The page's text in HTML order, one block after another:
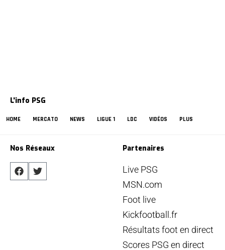
L'info PSG
HOME MERCATO NEWS LIGUE 1 LDC VIDÉOS PLUS
Nos Réseaux Partenaires
Live PSG
MSN.com
Foot live
Kickfootball.fr
Résultats foot en direct
Scores PSG en direct